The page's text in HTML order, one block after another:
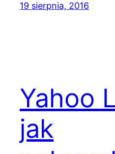
19 sierpnia, 2016
Yahoo
jak